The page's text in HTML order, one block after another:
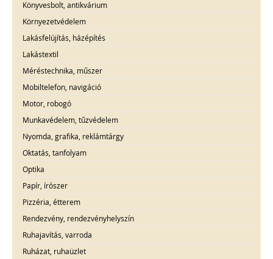
Könyvesbolt, antikvárium
Környezetvédelem
Lakásfelújítás, házépítés
Lakástextil
Méréstechnika, műszer
Mobiltelefon, navigáció
Motor, robogó
Munkavédelem, tűzvédelem
Nyomda, grafika, reklámtárgy
Oktatás, tanfolyam
Optika
Papír, írószer
Pizzéria, étterem
Rendezvény, rendezvényhelyszín
Ruhajavítás, varroda
Ruházat, ruhaüzlet